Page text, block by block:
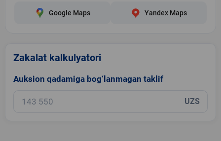
Google Maps Yandex Maps
Zakalat kalkulyatori
Auksion qadamiga bog‘lanmagan taklif
UZS